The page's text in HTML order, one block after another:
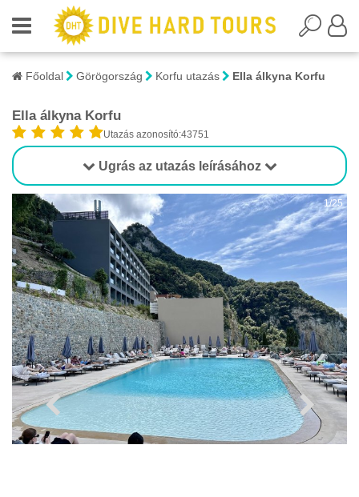
Főoldal Görögország Korfu utazás Ella álkyna Korfu
Ella álkyna Korfu
Utazás azonosító:43751
Ugrás az utazás leírásához
1/25